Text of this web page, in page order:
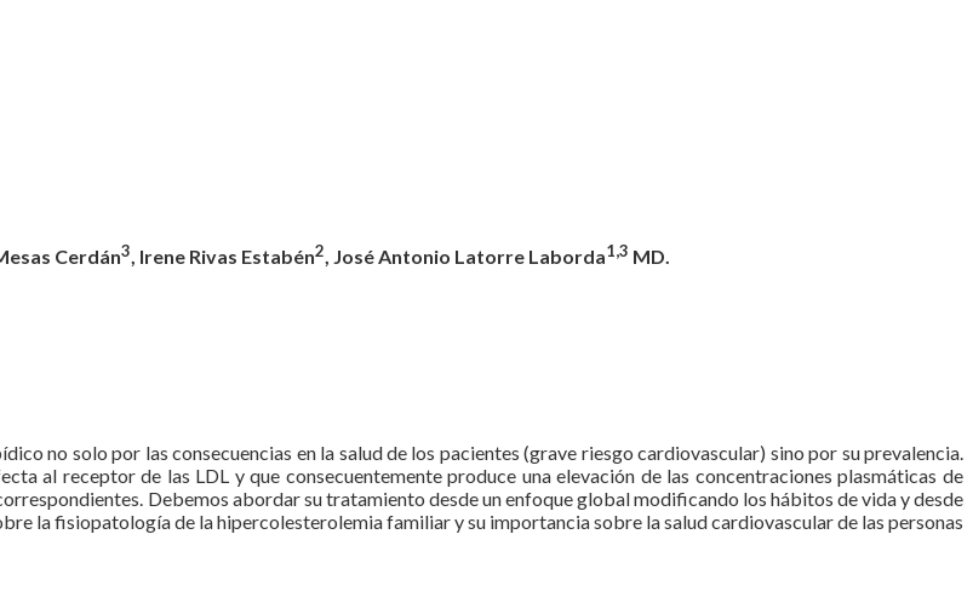
Cerdán3, Irene Rivas Estabén2, José Antonio Latorre Laborda1,3 MD.
no solo por las consecuencias en la salud de los pacientes (grave riesgo cardiovascular) sino por su prevalencia.
al receptor de las LDL y que consecuentemente produce una elevación de las concentraciones plasmáticas de
Debemos abordar su tratamiento desde un enfoque global modificando los hábitos de vida y desde
la fisiopatología de la hipercolesterolemia familiar y su importancia sobre la salud cardiovascular de las personas